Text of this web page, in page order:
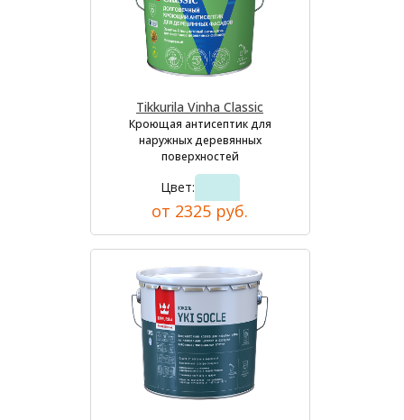
Tikkurila Vinha Classic
Кроющая антисептик для
наружных деревянных
поверхностей
Цвет:
от 2325 руб.